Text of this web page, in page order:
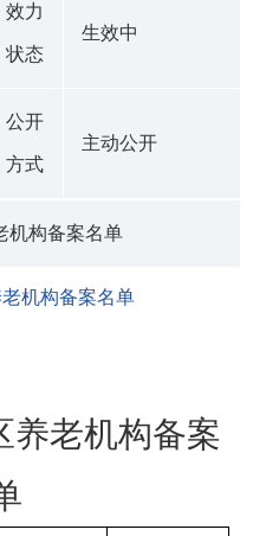
效力
状态
生效中
公开
方式
主动公开
机构备案名单
机构备案名单
养老机构备案